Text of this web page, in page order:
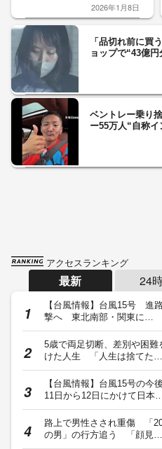
2026年1月8日
「品切れ前に買
ョップで“43億
ベントレー乗り
ー55万人“自称
アクセスランキング
最新 24
【台風情報】台風15号 進
撃へ 東北南部・関東に…
5歳で両足切断、差別や困難
けた人生 「人生は捨てた…
【台風情報】台風15号の今
11日から12日にかけて日本
路上で男性さされ重傷 「
の男」の行方追う 「顔見…